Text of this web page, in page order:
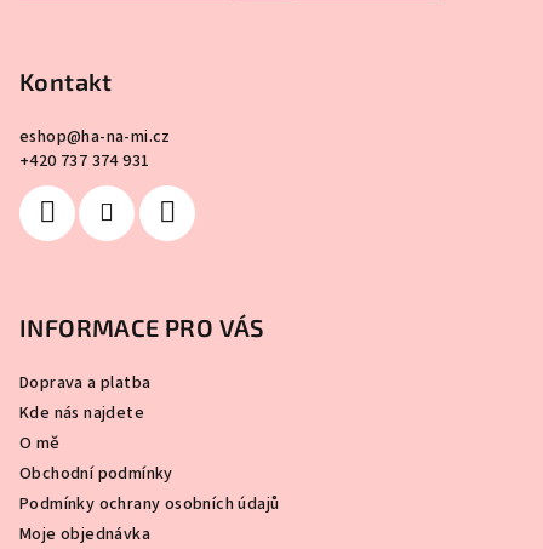
Kontakt
eshop@ha-na-mi.cz
+420 737 374 931
INFORMACE PRO VÁS
Doprava a platba
Kde nás najdete
O mě
Obchodní podmínky
Podmínky ochrany osobních údajů
Moje objednávka